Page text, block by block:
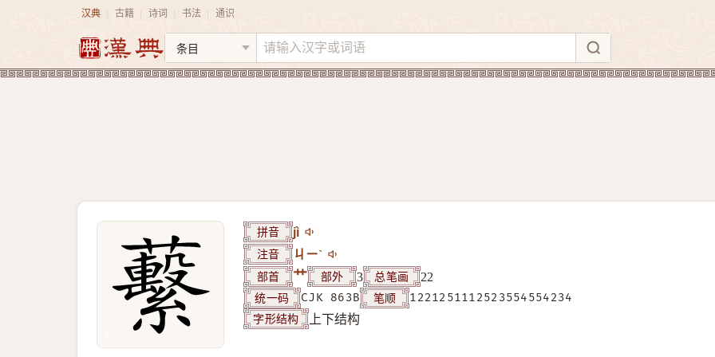
汉典 古籍 诗词 书法 通识
拼音 jì
注音 ㄐㄧˋ
部首 艹 部外 3 总笔画 22
统一码 CJK 863B 笔顺 1221251112523554554234
字形结构 上下结构